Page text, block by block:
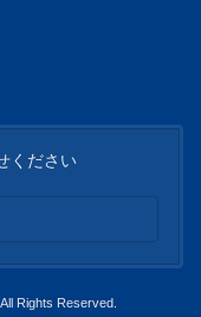
ください
Rights Reserved.